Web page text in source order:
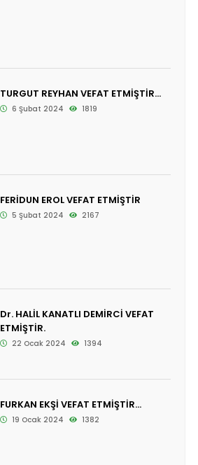
TURGUT REYHAN VEFAT ETMİŞTİR...
6 Şubat 2024 1819
FERİDUN EROL VEFAT ETMİŞTİR
5 Şubat 2024 2167
Dr. HALİL KANATLI DEMİRCİ VEFAT
ETMİŞTİR.
22 Ocak 2024 1394
FURKAN EKŞİ VEFAT ETMİŞTİR...
19 Ocak 2024 1382